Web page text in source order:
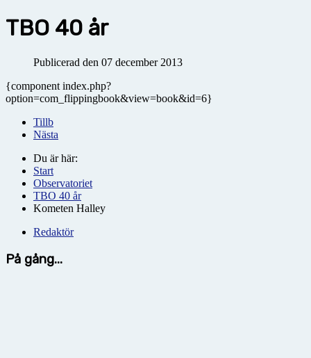
TBO 40 år
Publicerad den 07 december 2013
{component index.php?
option=com_flippingbook&view=book&id=6}
Tillb
Nästa
Du är här:
Start
Observatoriet
TBO 40 år
Kometen Halley
Redaktör
På gång...